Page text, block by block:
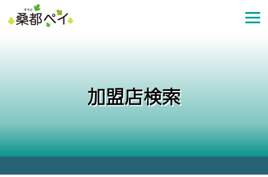
ン
プ
加盟店検索